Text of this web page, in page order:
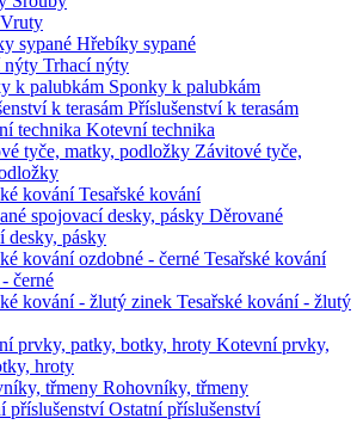
Vruty
Hřebíky sypané
Trhací nýty
Sponky k palubkám
Příslušenství k terasám
Kotevní technika
Závitové tyče,
Tesařské kování
Děrované
desky, pásky
Tesařské kování
černé
Tesařské kování - žlutý
Kotevní prvky,
hroty
Rohovníky, třmeny
Ostatní příslušenství